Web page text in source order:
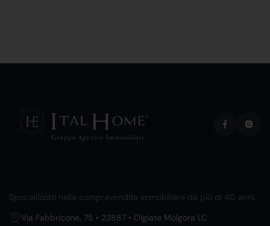
Specializzati nella compravendita immobiliare da più di 40 anni.
Via Fabbricone, 75 • 23887 • Olgiate Molgora LC